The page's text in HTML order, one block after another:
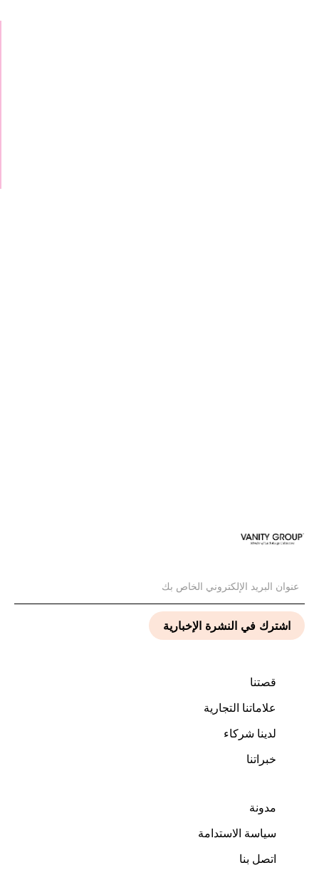
قصتنا
علاماتنا التجارية
لدينا شركاء
خبراتنا
مدونة
سياسة الاستدامة
اتصل بنا